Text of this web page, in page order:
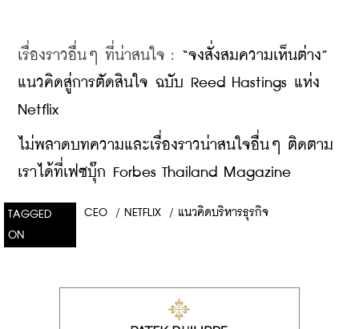
เรื่องราวอื่นๆ ที่น่าสนใจ : “จงสั่งสมความเห็นต่าง”
แนวคิดสู่การตัดสินใจ ฉบับ Reed Hastings แห่ง
Netflix
ไม่พลาดบทความและเรื่องราวน่าสนใจอื่นๆ ติดตาม
เราได้ที่เฟซบุ๊ก Forbes Thailand Magazine
TAGGED
ON
CEO / NETFLIX / แนวคิดบริหารธุรกิจ